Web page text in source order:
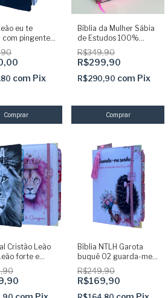
eu te
com pingente e
já
ARC
com Pix
Bíblia da Mulher Sábia
de Estudos 100%
Glitter Preta com Abas
adesivas + Elástico +
Marca páginas
R$349,90
R$299,90
R$290,90 com Pix
Cristão Leão
forte e
com elastico
e Harpa
Bíblia NTLH Garota
buquê 02 guarda-me
Senhor com Abas
Adesivas Capa dura
acolchoada + elastico
+ marca paginas glitter
R$249,90
R$169,90